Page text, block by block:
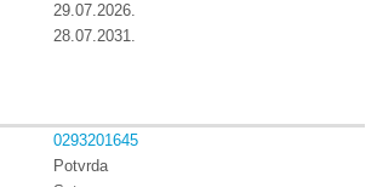
29.07.2026.
28.07.2031.
0293201645
Potvrda